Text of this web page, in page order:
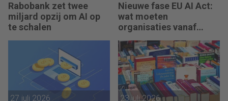
Rabobank zet twee
miljard opzij om AI op
te schalen
Nieuwe fase EU AI Act:
wat moeten
organisaties vanaf
augustus 2026 regelen?
27 juli 2026 23 juli 2026